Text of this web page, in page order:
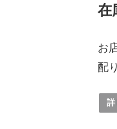
在
お
配
詳